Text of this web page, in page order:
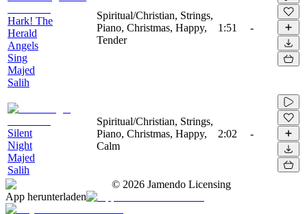
Hark! The
Herald
Angels
Sing
Majed
Salih
Spiritual/Christian, Strings,
Piano, Christmas, Happy,
Tender
1:51 -
Silent
Night
Majed
Salih
Spiritual/Christian, Strings,
Piano, Christmas, Happy,
Calm
2:02 -
© 2026 Jamendo Licensing
App herunterladen